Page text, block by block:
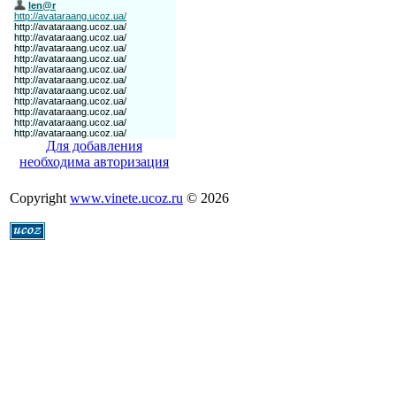
Для добавления
необходима авторизация
Copyright www.vinete.ucoz.ru © 2026